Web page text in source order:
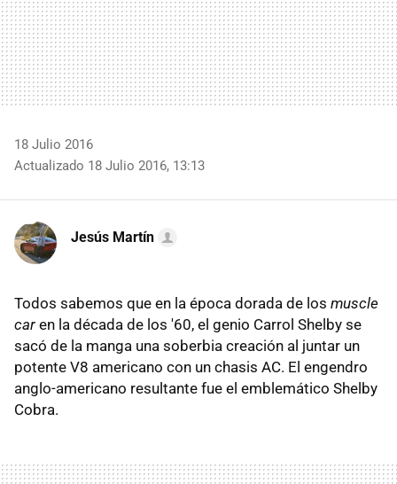
18 Julio 2016
Actualizado 18 Julio 2016, 13:13
Jesús Martín
Todos sabemos que en la época dorada de los muscle
car en la década de los '60, el genio Carrol Shelby se
sacó de la manga una soberbia creación al juntar un
potente V8 americano con un chasis AC. El engendro
anglo-americano resultante fue el emblemático Shelby
Cobra.